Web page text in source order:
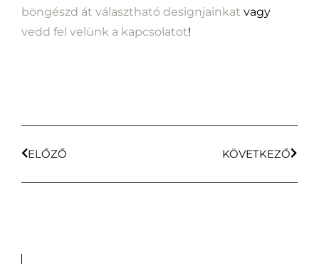
böngészd át választható designjainkat vagy
vedd fel velünk a kapcsolatot!
ELŐZŐ KÖVETKEZŐ